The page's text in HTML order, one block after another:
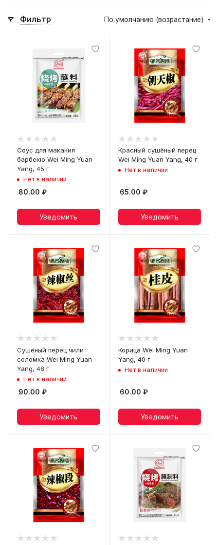
Фильтр По умолчанию (возрастание)
Соус для макания
барбекю Wei Ming Yuan
Yang, 45 г
Нет в наличии
80.00 ₽
Уведомить
Красный сушёный перец
Wei Ming Yuan Yang, 40 г
Нет в наличии
65.00 ₽
Уведомить
Сушёный перец чили
соломка Wei Ming Yuan
Yang, 48 г
Нет в наличии
90.00 ₽
Уведомить
Корица Wei Ming Yuan
Yang, 40 г
Нет в наличии
60.00 ₽
Уведомить